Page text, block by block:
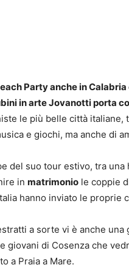
Party anche in
in arte Jovanotti porta
le più belle città italiane,
e giochi, ma anche di
del suo tour estivo, tra una
in matrimonio le coppie
hanno inviato le proprie
a sorte vi è anche una
giovani di Cosenza che
a Praia a Mare.